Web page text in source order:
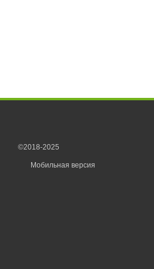
©2018-2025
Мобильная версия